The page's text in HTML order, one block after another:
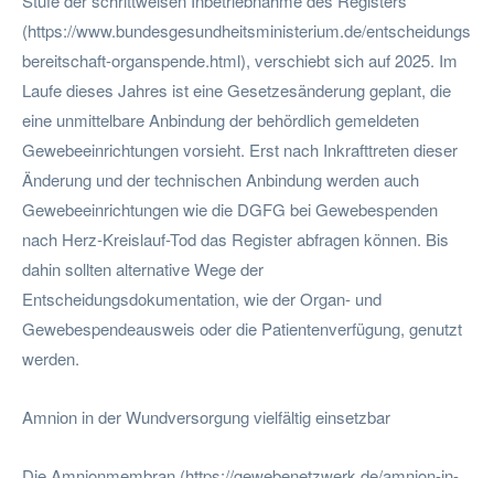
(https://www.bundesgesundheitsministerium.de/entscheidungs
bereitschaft-organspende.html), verschiebt sich auf 2025. Im
Laufe dieses Jahres ist eine Gesetzesänderung geplant, die
eine unmittelbare Anbindung der behördlich gemeldeten
Gewebeeinrichtungen vorsieht. Erst nach Inkrafttreten dieser
Änderung und der technischen Anbindung werden auch
Gewebeeinrichtungen wie die DGFG bei Gewebespenden
nach Herz-Kreislauf-Tod das Register abfragen können. Bis
dahin sollten alternative Wege der
Entscheidungsdokumentation, wie der Organ- und
Gewebespendeausweis oder die Patientenverfügung, genutzt
werden.
Amnion in der Wundversorgung vielfältig einsetzbar